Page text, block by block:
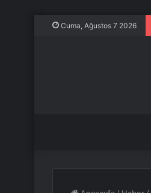
Cuma, Ağustos 7 2026